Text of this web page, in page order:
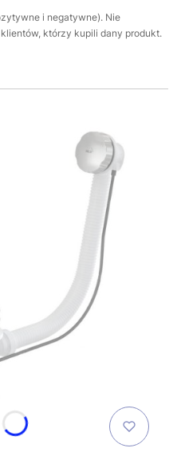
i negatywne). Nie
którzy kupili dany produkt.